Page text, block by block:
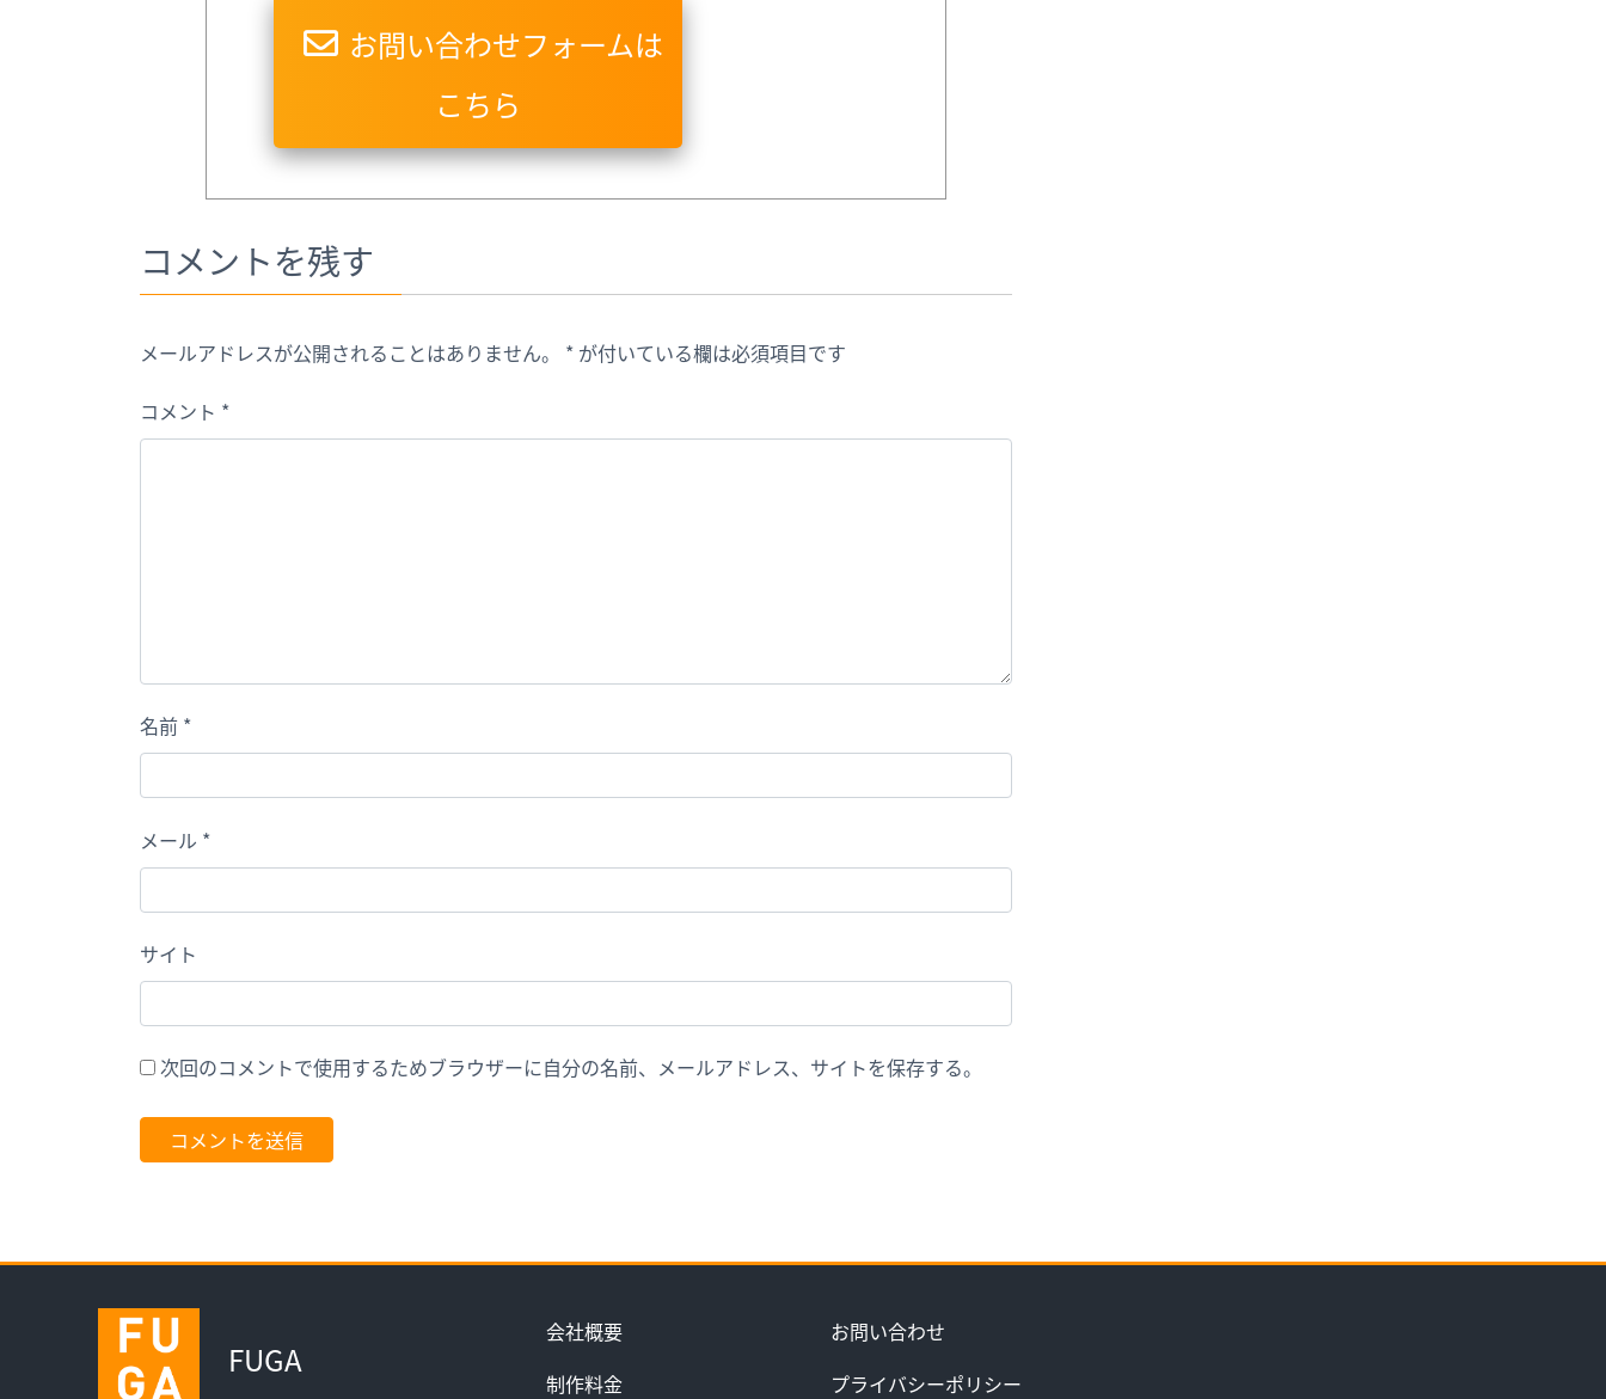
お問い合わせフォームは
こちら
コメントを残す
メールアドレスが公開されることはありません。 * が付いている欄は必須項目です
コメント *
名前 *
メール *
サイト
次回のコメントで使用するためブラウザーに自分の名前、メールアドレス、サイトを保存する。
FUGA
会社概要
制作料金
お問い合わせ
プライバシーポリシー